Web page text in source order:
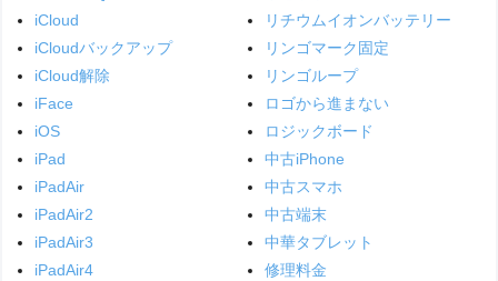
iCloud
iCloudバックアップ
iCloud解除
iFace
iOS
iPad
iPadAir
iPadAir2
iPadAir3
iPadAir4
リチウムイオンバッテリー
リンゴマーク固定
リンゴループ
ロゴから進まない
ロジックボード
中古iPhone
中古スマホ
中古端末
中華タブレット
修理料金